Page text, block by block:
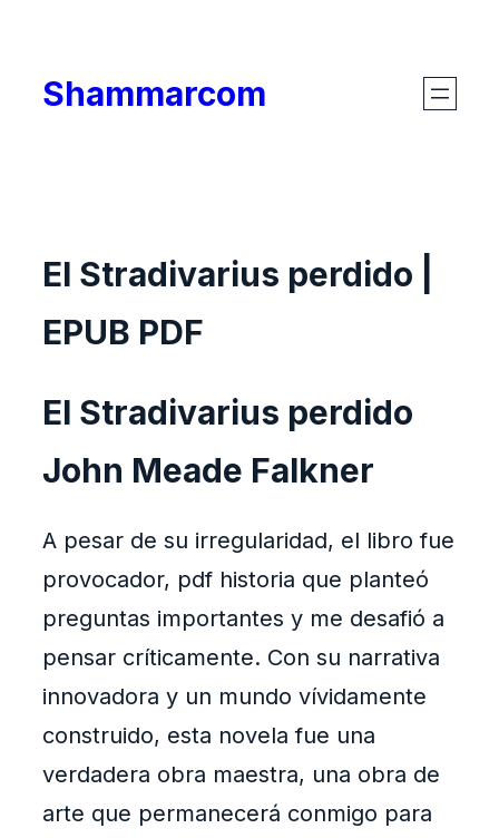
content
Shammarcom
El Stradivarius perdido |
EPUB PDF
El Stradivarius perdido
John Meade Falkner
A pesar de su irregularidad, el libro fue
provocador, pdf historia que planteó
preguntas importantes y me desafió a
pensar críticamente. Con su narrativa
innovadora y un mundo vívidamente
construido, esta novela fue una
verdadera obra maestra, una obra de
arte que permanecerá conmigo para